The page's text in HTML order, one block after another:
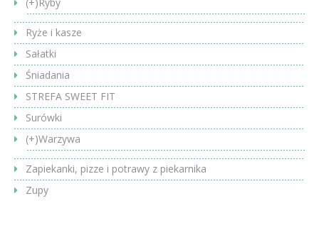
Ryże i kasze
Sałatki
Śniadania
STREFA SWEET FIT
Surówki
(+)Warzywa
Zapiekanki, pizze i potrawy z piekarnika
Zupy